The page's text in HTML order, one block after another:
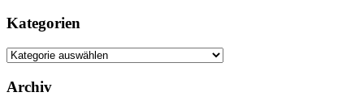
Kategorien
Kategorien
Archiv